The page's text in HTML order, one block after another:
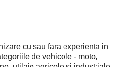
cu sau fara experienta in
de vehicole - moto,